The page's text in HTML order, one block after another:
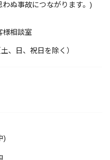
ぬ事故につながります。)
相談室
、日、祝日を除く）
)